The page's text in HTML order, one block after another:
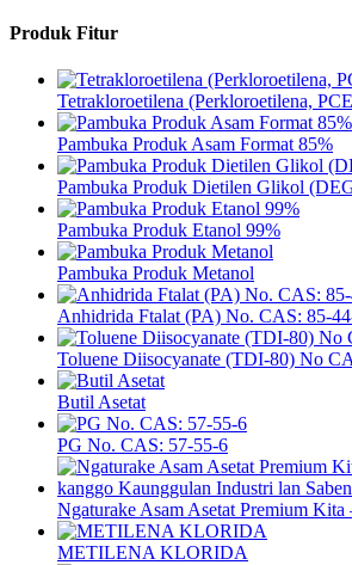
Produk Fitur
Tetrakloroetilena (Perkloroetilena,
Pambuka Produk Asam Format 85%
Pambuka Produk Dietilen Glikol
Pambuka Produk Etanol 99%
Pambuka Produk Metanol
Anhidrida Ftalat (PA) No. CAS: 85-
Toluene Diisocyanate (TDI-80) No
Butil Asetat
PG No. CAS: 57-55-6
Ngaturake Asam Asetat Premium
METILENA KLORIDA